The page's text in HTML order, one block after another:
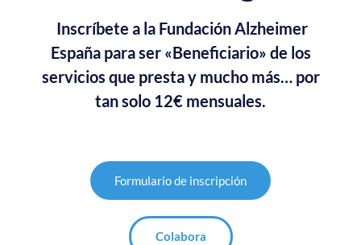
Inscríbete a la Fundación Alzheimer
España para ser «Beneficiario» de los
servicios que presta y mucho más… por
tan solo 12€ mensuales.
Formulario de inscripción
Colabora